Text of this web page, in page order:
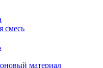
смесь
материал